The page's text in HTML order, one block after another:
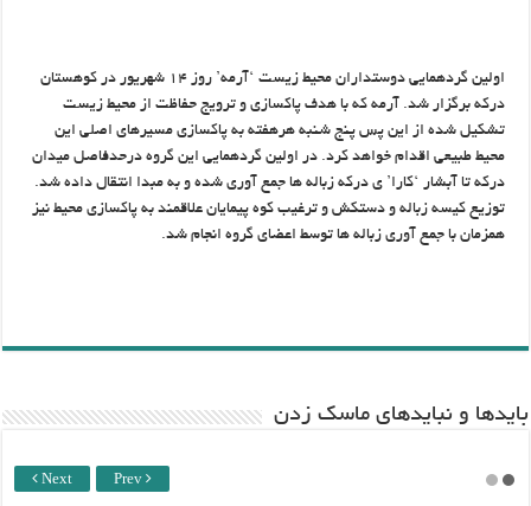
اولین گردهمایی دوستداران محیط زیست ‘آرمه’ روز ۱۴ شهریور در کوهستان
درکه برگزار شد. آرمه که با هدف پاکسازی و ترویج حفاظت از محیط زیست
تشکیل شده از این پس پنج شنبه هرهفته به پاکسازی مسیرهای اصلی این
محیط طبیعی اقدام خواهد کرد. در اولین گردهمایی این گروه درحدفاصل میدان
درکه تا آبشار ‘کارا’ ی درکه زباله ها جمع آوری شده و به مبدا انتقال داده شد.
توزیع کیسه زباله و دستکش و ترغیب کوه پیمایان علاقمند به پاکسازی محیط نیز
همزمان با جمع آوری زباله ها توسط اعضای گروه انجام شد.
باید‌ها و نبایدهای ماسک زدن
Next Prev